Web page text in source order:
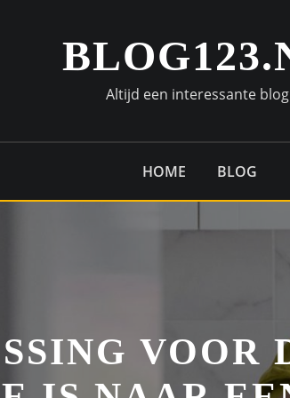
Altijd een interessante
HOME BLOG
VOOR